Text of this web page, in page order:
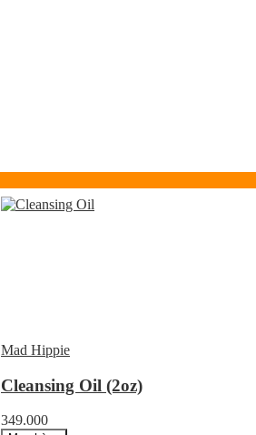
Mad Hippie
Cleansing Oil (2oz)
349.000